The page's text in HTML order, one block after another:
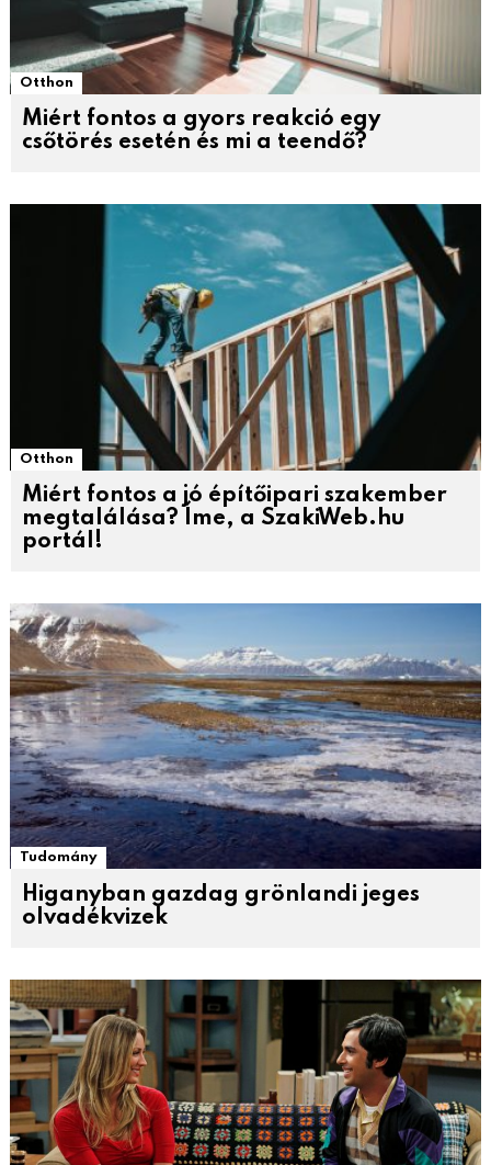
Otthon
Miért fontos a gyors reakció egy
csőtörés esetén és mi a teendő?
Otthon
Miért fontos a jó építőipari szakember
megtalálása? Íme, a SzakiWeb.hu
portál!
Tudomány
Higanyban gazdag grönlandi jeges
olvadékvizek